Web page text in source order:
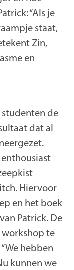
“Als je
staat,
Zin,
en
de
dat al
Hiervoor
en het boek
Patrick. De
workshop te
hebben
kunnen we